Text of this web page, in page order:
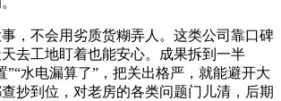
不会用劣质货糊弄人。这类公司靠口碑
去工地盯着也能安心。成果拆到一半
”“水电漏算了”，把关出格严，就能避开大
抄到位，对老房的各类问题门儿清，后期